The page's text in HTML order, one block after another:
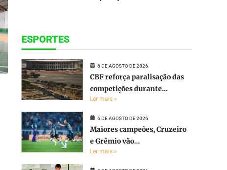
ESPORTES
6 DE AGOSTO DE 2026
CBF reforça paralisação das
competições durante...
Ler mais »
6 DE AGOSTO DE 2026
Maiores campeões, Cruzeiro
e Grêmio vão...
Ler mais »